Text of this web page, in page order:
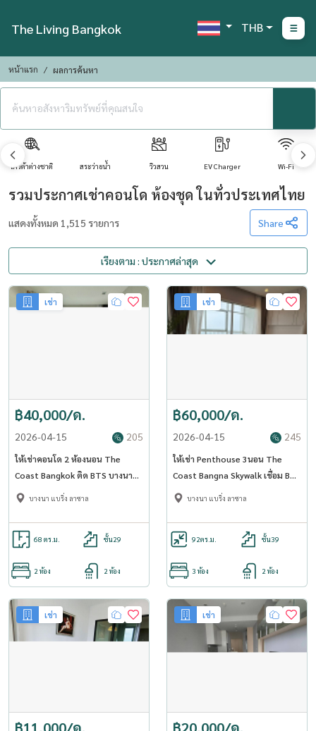
The Living Bangkok THB
หน้าแรก ผลการค้นหา
โควต้าต่างชาติ สระว่ายน้ำ วิวสวน EV Charger Wi-Fi
รวมประกาศเช่าคอนโด ห้องชุด ในทั่วประเทศไทย
แสดงทั้งหมด 1,515 รายการ Share
เรียงตาม : ประกาศล่าสุด
เช่า
฿40,000/ด.
2026-04-15 205
ให้เช่าคอนโด 2 ห้องนอน The
Coast Bangkok ติด BTS บางนา
(Rt-01)
บางนา แบริ่ง ลาซาล
68 ตร.ม. ชั้น29
2 ห้อง 2 ห้อง
เช่า
฿60,000/ด.
2026-04-15 245
ให้เช่า Penthouse 3นอน The
Coast Bangna Skywalk เชื่อม BTS
บางนา (Rt-01)
บางนา แบริ่ง ลาซาล
92ตร.ม. ชั้น39
3 ห้อง 2 ห้อง
เช่า
฿11,000/ด.
เช่า
฿20,000/ด.